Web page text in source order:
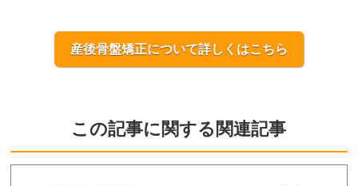
産後骨盤矯正について詳しくはこちら
この記事に関する関連記事